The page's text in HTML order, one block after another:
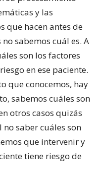
y las
que hacen antes de
sabemos cuál es. A
son los factores
en ese paciente.
que conocemos, hay
sabemos cuáles son
otros casos quizás
saber cuáles son
que intervenir y
tiene riesgo de